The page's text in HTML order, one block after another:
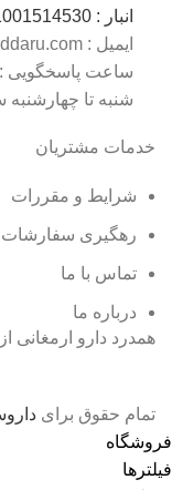
انبار : 0
ایمیل : info@hamdarddaru.com
ساعت پاسخگویی
شنبه تا چهارشنبه ساعت 9 تا 17 و
خدمات مشتریان
شرایط و مقررات
رهگیری سفارشات
تماس با ما
درباره ما
همدرد دارو ارمغانی
تمام حقوق برای
فروشگاه
فیلترها